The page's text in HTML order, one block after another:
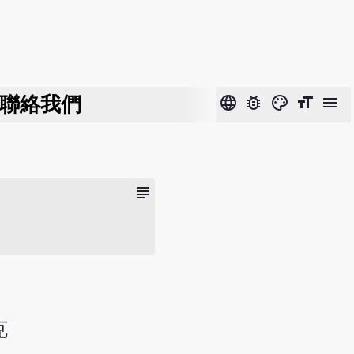
聯絡我們 language bug_report color_lens format_size menu
subject